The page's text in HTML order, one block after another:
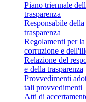
Piano triennale
trasparenza
Responsabile
trasparenza
Regolamenti per
corruzione e
Relazione del
e della trasparenza
Provvedimenti
tali provvedimenti
Atti di